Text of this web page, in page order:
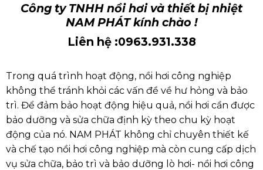
Công ty TNHH nồi hơi và thiết bị nhiệt
NAM PHÁT kính chào !
Liên hệ :0963.931.338
Trong quá trình hoạt động, nồi hơi công nghiệp
không thể tránh khỏi các vấn đề về hư hỏng và bảo
trì. Để đảm bảo hoạt động hiệu quả, nồi hơi cần được
bảo dưỡng và sửa chữa định kỳ theo chu kỳ hoạt
động của nó. NAM PHÁT không chỉ chuyên thiết kế
và chế tạo nồi hơi công nghiệp mà còn cung cấp dịch
vụ sửa chữa, bảo trì và bảo dưỡng lò hơi- nồi hơi công